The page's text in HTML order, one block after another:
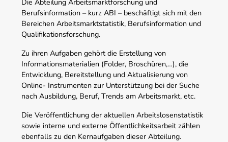
Berufsinformation – kurz ABI – beschäftigt sich mit den
Bereichen Arbeitsmarktstatistik, Berufsinformation und
Qualifikationsforschung.
Zu ihren Aufgaben gehört die Erstellung von
Informationsmaterialien (Folder, Broschüren,…), die
Entwicklung, Bereitstellung und Aktualisierung von
Online- Instrumenten zur Unterstützung bei der Suche
nach Ausbildung, Beruf, Trends am Arbeitsmarkt, etc.
Die Veröffentlichung der aktuellen Arbeitslosenstatistik
sowie interne und externe Öffentlichkeitsarbeit zählen
ebenfalls zu den Kernaufgaben dieser Abteilung.